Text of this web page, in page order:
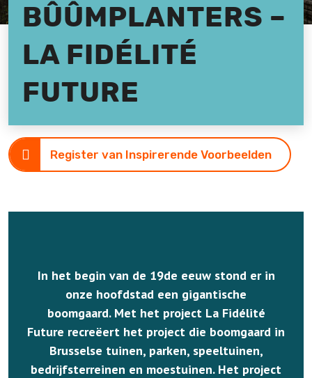
BÛÛMPLANTERS –
LA FIDÉLITÉ
FUTURE
Register van Inspirerende Voorbeelden
In het begin van de 19de eeuw stond er in
onze hoofdstad een gigantische
boomgaard. Met het project La Fidélité
Future recreëert het project die boomgaard in
Brusselse tuinen, parken, speeltuinen,
bedrijfsterreinen en moestuinen. Het project